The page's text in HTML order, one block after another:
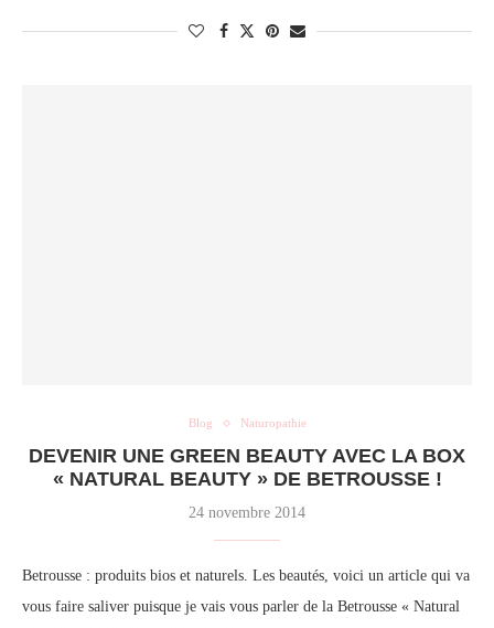
Blog Naturopathie
DEVENIR UNE GREEN BEAUTY AVEC LA BOX
« NATURAL BEAUTY » DE BETROUSSE !
24 novembre 2014
Betrousse : produits bios et naturels. Les beautés, voici un article qui va
vous faire saliver puisque je vais vous parler de la Betrousse « Natural